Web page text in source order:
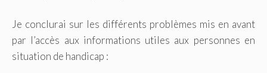
Je conclurai sur les différents problèmes mis en avant
par l’accès aux informations utiles aux personnes en
situation de handicap :